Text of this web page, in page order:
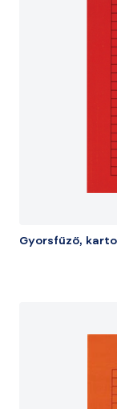
Gyorsfűző,